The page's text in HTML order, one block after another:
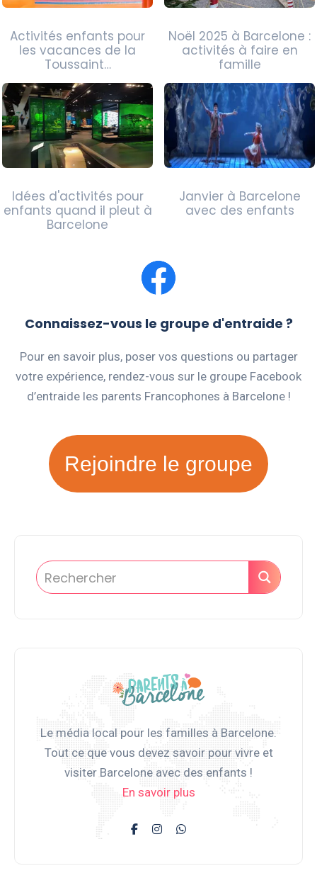
Activités enfants pour
les vacances de la
Toussaint…
Noël 2025 à Barcelone :
activités à faire en
famille
Idées d'activités pour
enfants quand il pleut à
Barcelone
Janvier à Barcelone
avec des enfants
Connaissez-vous le groupe d'entraide ?
Pour en savoir plus, poser vos questions ou partager
votre expérience, rendez-vous sur le groupe Facebook
d’entraide les parents Francophones à Barcelone !
Rejoindre le groupe
Le média local pour les familles à Barcelone.
Tout ce que vous devez savoir pour vivre et
visiter Barcelone avec des enfants !
En savoir plus